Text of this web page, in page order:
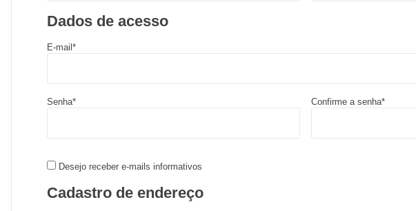
Dados de acesso
E-mail*
Senha* Confirme a senha*
Desejo receber e-mails informativos
Cadastro de endereço